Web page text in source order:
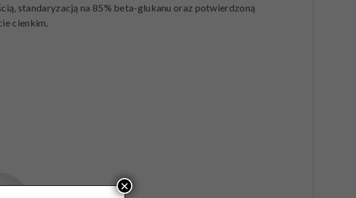
standaryzacją na 85% beta-glukanu oraz potwierdzoną
cienkim.
×